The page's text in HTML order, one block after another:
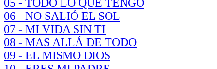
05 - TODO LO QUE TENGO
06 - NO SALIÓ EL SOL
07 - MI VIDA SIN TI
08 - MAS ALLÁ DE TODO
09 - EL MISMO DIOS